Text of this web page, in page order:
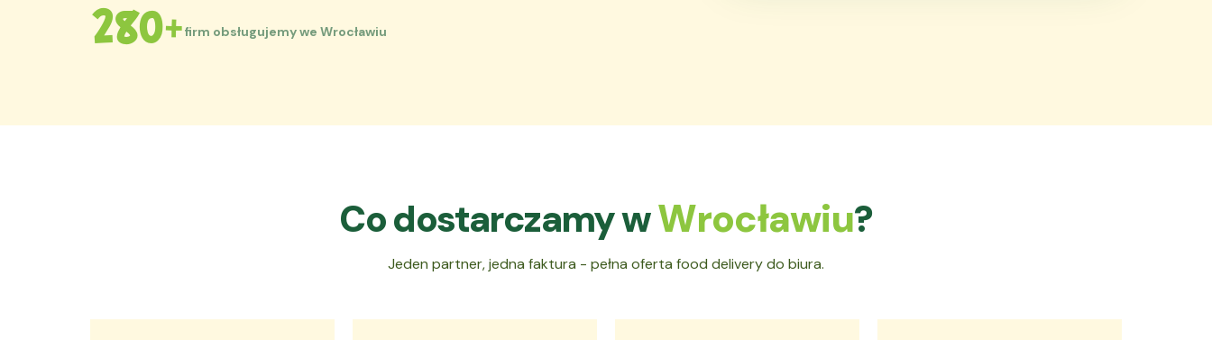
280+firm obsługujemy we Wrocławiu
Co dostarczamy wWrocławiu?
Jeden partner, jedna faktura - pełna oferta food delivery do biura.